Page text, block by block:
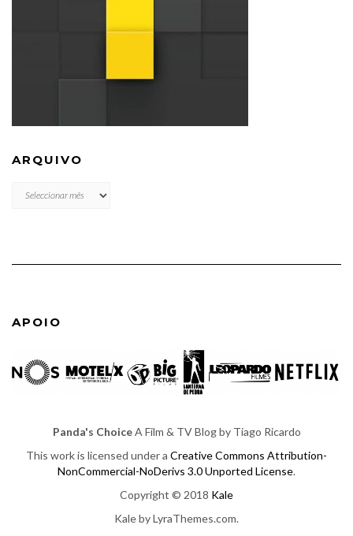
ARQUIVO
ARQUIVO
APOIO
Panda's ChoiceA Film & TV Blog by Tiago Ricardo
This work is licensed under a Creative Commons Attribution-
NonCommercial-NoDerivs 3.0 Unported License.
Copyright © 2018 Kale
Kaleby LyraThemes.com.